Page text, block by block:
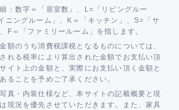
：数字＝「居室数」、L=「リビングルー
ニングルーム」、K＝「キッチン」、S=「サ
F＝「ファミリールーム」を指します。
額のうち消費税課税となるものについては、
れる税率により算出された金額でお支払い頂
イト上の金額と、実際にお支払い頂く金額と
ることを予めご了承ください。
真・内装仕様など、本サイトの記載概要と現
現況を優先させていただきます。また、家具